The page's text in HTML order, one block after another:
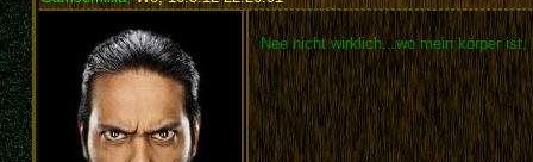
Nee nicht wirklich...wo mein körper